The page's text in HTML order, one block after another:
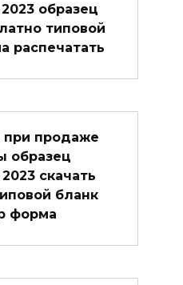
образец
типовой
распечатать
продаже
образец
скачать
бланк
форма